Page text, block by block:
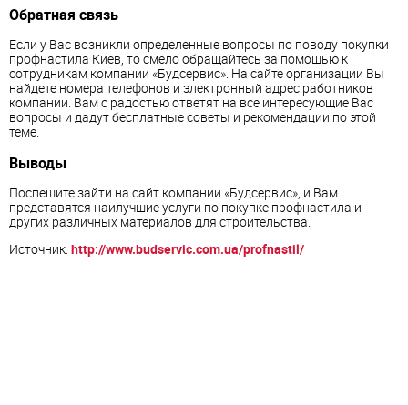
Обратная связь
Если у Вас возникли определенные вопросы по поводу покупки
профнастила Киев, то смело обращайтесь за помощью к
сотрудникам компании «Будсервис». На сайте организации Вы
найдете номера телефонов и электронный адрес работников
компании. Вам с радостью ответят на все интересующие Вас
вопросы и дадут бесплатные советы и рекомендации по этой
теме.
Выводы
Поспешите зайти на сайт компании «Будсервис», и Вам
представятся наилучшие услуги по покупке профнастила и
других различных материалов для строительства.
Источник: http://www.budservic.com.ua/profnastil/